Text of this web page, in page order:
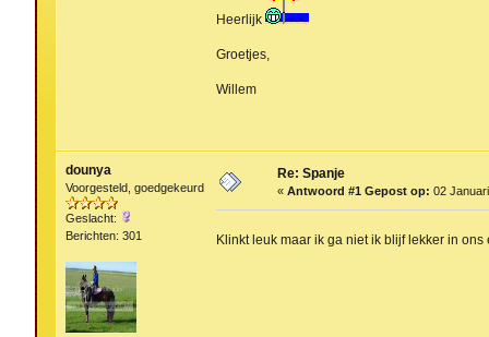
Heerlijk
Groetjes,
Willem
dounya
Voorgesteld, goedgekeurd
Geslacht:
Berichten: 301
Re: Spanje
« Antwoord #1 Gepost op: 02
Klinkt leuk maar ik ga niet ik blijf lekker in